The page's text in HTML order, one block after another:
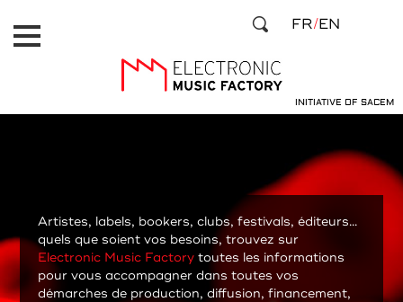
au
contenu
INITIATIVE OF SACEM
FR EN
Artistes, labels, bookers, clubs, festivals, éditeurs...
quels que soient vos besoins, trouvez sur
Electronic Music Factory toutes les informations
pour vous accompagner dans toutes vos
démarches de production, diffusion, financement,